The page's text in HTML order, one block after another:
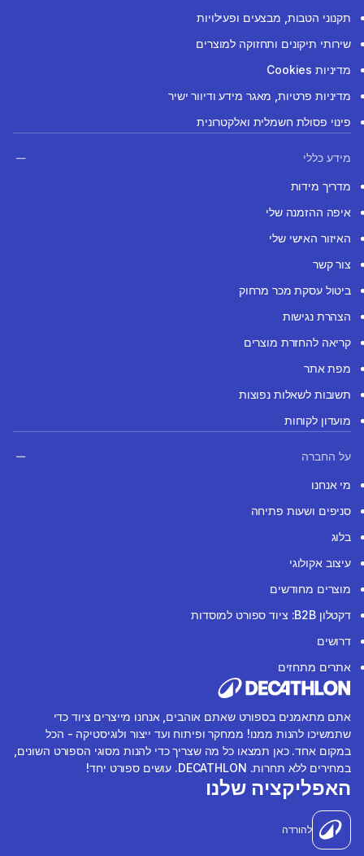
תקנוני הטבות, מבצעים ופעילויות
שירותי תיקונים ותחזוקה למוצרים
מדיניות Cookies
מדיניות פרטיות, מאגר מידע ודיוור ישיר
פינוי פסולת חשמלית ואלקטרונית
מידע כללי
מדריך מידות
איפה ההזמנה שלי
האיזור האישי שלי
צור קשר
ביטול עסקת מכר מרחוק
הצהרת נגישות
קריאה להחזרת מוצרים
מפת אתר
תשובות לשאלות נפוצות
מועדון לקוחות
על החברה
מי אנחנו
סניפים ושעות פתיחה
בלוג
עיצוב אקולוגי
מוצרים מחודשים
דקטלון B2B: ציוד ספורט למוסדות
דרושים
אתרים מתחזים
אתם מתאמנים בספורט שאתם אוהבים, אנחנו מייצרים ציוד כדי
שתמשיכו להנות ממנו! ממחקר ופיתוח ועד ייצור ולוגיסטיקה - הכל
במקום אחד. כאן תמצאו כל מה שצריך כדי להנות מסוגי הספורט השונים,
במחירים ללא תחרות. DECATHLON. עושים ספורט יחד!
האפליקציה שלנו
להורדה